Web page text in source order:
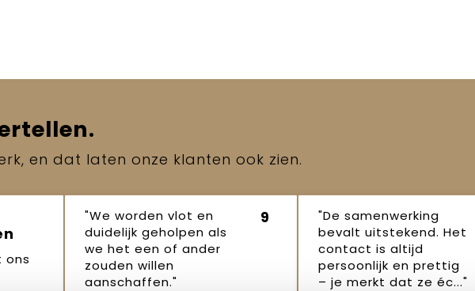
en dat laten onze klanten ook zien.
ons
"We worden vlot en
duidelijk geholpen als
we het een of ander
zouden willen
aanschaffen."
9
"De samenwerking
bevalt uitstekend. Het
contact is altijd
persoonlijk en prettig
– je merkt dat ze éc..."